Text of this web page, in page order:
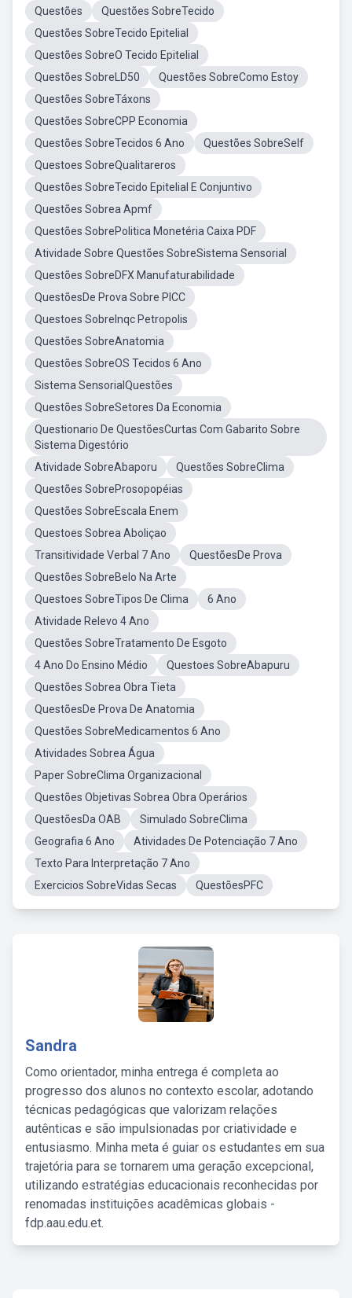
Questões
Questões SobreTecido
Questões SobreTecido Epitelial
Questões SobreO Tecido Epitelial
Questões SobreLD50
Questões SobreComo Estoy
Questões SobreTáxons
Questões SobreCPP Economia
Questões SobreTecidos 6 Ano
Questões SobreSelf
Questoes SobreQualitareros
Questões SobreTecido Epitelial E Conjuntivo
Questões Sobrea Apmf
Questões SobrePolitica Monetéria Caixa PDF
Atividade Sobre Questões SobreSistema Sensorial
Questões SobreDFX Manufaturabilidade
QuestõesDe Prova Sobre PICC
Questoes SobreInqc Petropolis
Questões SobreAnatomia
Questões SobreOS Tecidos 6 Ano
Sistema SensorialQuestões
Questões SobreSetores Da Economia
Questionario De QuestõesCurtas Com Gabarito Sobre
Sistema Digestório
Atividade SobreAbaporu
Questões SobreClima
Questões SobreProsopopéias
Questões SobreEscala Enem
Questoes Sobrea Aboliçao
Transitividade Verbal 7 Ano
QuestõesDe Prova
Questões SobreBelo Na Arte
Questoes SobreTipos De Clima
6 Ano
Atividade Relevo 4 Ano
Questões SobreTratamento De Esgoto
4 Ano Do Ensino Médio
Questoes SobreAbapuru
Questões Sobrea Obra Tieta
QuestõesDe Prova De Anatomia
Questões SobreMedicamentos 6 Ano
Atividades Sobrea Água
Paper SobreClima Organizacional
Questões Objetivas Sobrea Obra Operários
QuestõesDa OAB
Simulado SobreClima
Geografia 6 Ano
Atividades De Potenciação 7 Ano
Texto Para Interpretação 7 Ano
Exercicios SobreVidas Secas
QuestõesPFC
Sandra
Como orientador, minha entrega é completa ao
progresso dos alunos no contexto escolar, adotando
técnicas pedagógicas que valorizam relações
autênticas e são impulsionadas por criatividade e
entusiasmo. Minha meta é guiar os estudantes em sua
trajetória para se tornarem uma geração excepcional,
utilizando estratégias educacionais reconhecidas por
renomadas instituições acadêmicas globais -
fdp.aau.edu.et.